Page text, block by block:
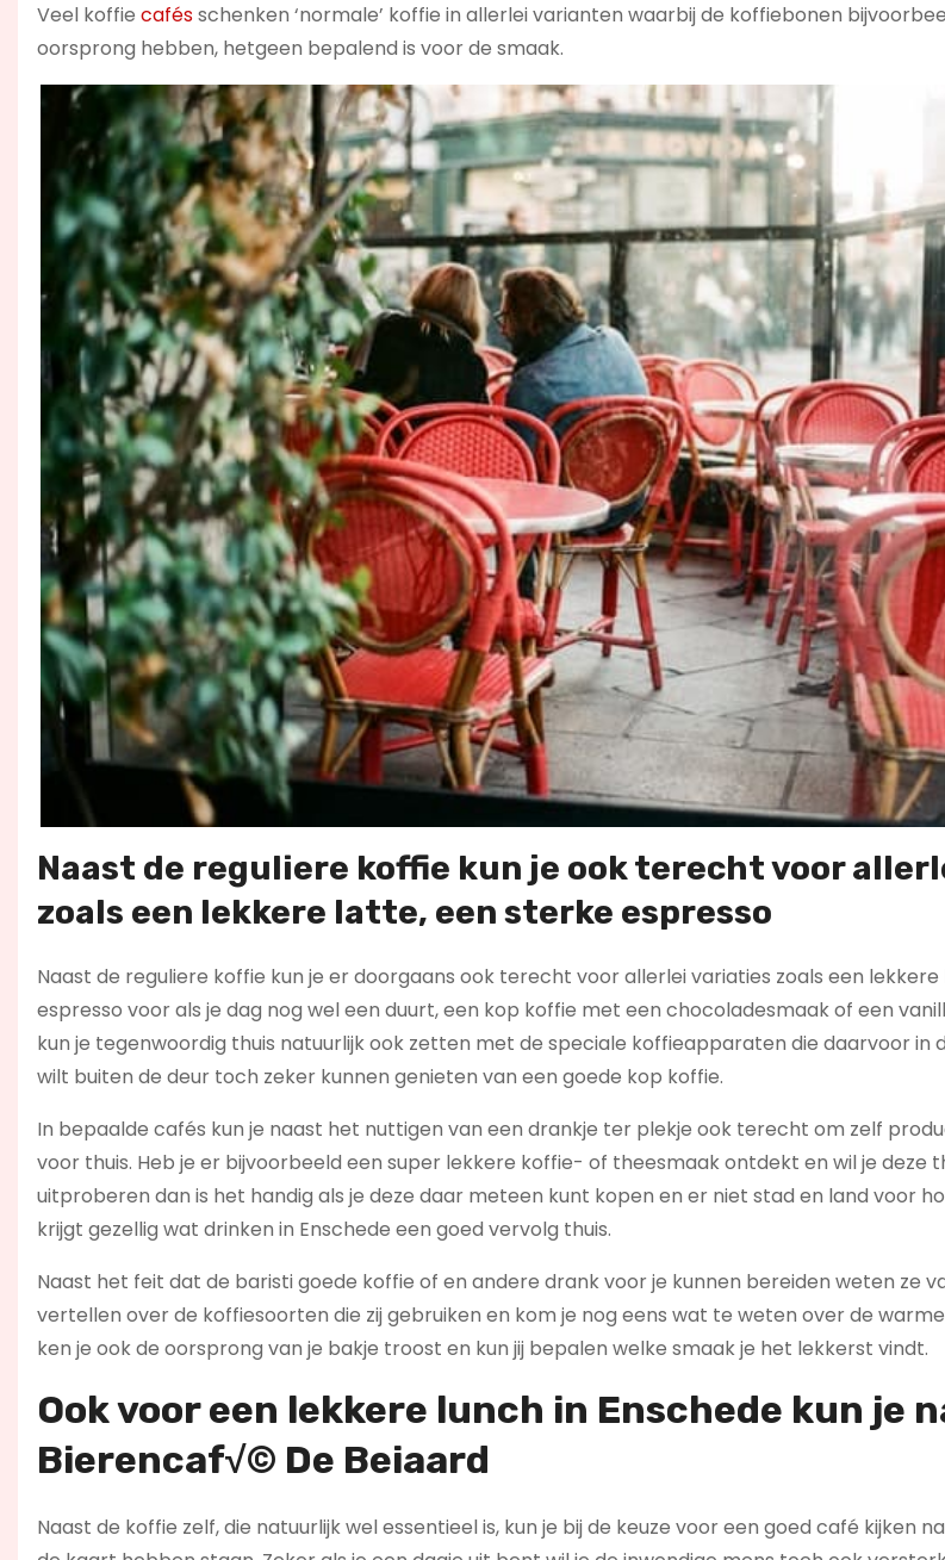
Veel koffie cafésschenken ‘normale’ koffie in allerlei varianten waarbij de koffiebonen
oorsprong hebben, hetgeen bepalend is voor de smaak.
Naast de reguliere koffie kun je ook terecht voor
zoals een lekkere latte, een sterke espresso
Naast de reguliere koffie kun je er doorgaans ook terecht voor allerlei variaties zoals een
espresso voor als je dag nog wel een duurt, een kop koffie met een chocoladesmaak of een
kun je tegenwoordig thuis natuurlijk ook zetten met de speciale koffieapparaten die daarvoor in
wilt buiten de deur toch zeker kunnen genieten van een goede kop koffie.
In bepaalde cafés kun je naast het nuttigen van een drankje ter plekje ook terecht om zelf
voor thuis. Heb je er bijvoorbeeld een super lekkere koffie- of theesmaak ontdekt en wil je deze
uitproberen dan is het handig als je deze daar meteen kunt kopen en er niet stad en land voor
krijgt gezellig wat drinken in Enschede een goed vervolg thuis.
Naast het feit dat de baristi goede koffie of en andere drank voor je kunnen bereiden weten ze
vertellen over de koffiesoorten die zij gebruiken en kom je nog eens wat te weten over de
ken je ook de oorsprong van je bakje troost en kun jij bepalen welke smaak je het lekkerst vindt.
Ook voor een lekkere lunch in Enschede kun je
Bierencaf√© De Beiaard
Naast de koffie zelf, die natuurlijk wel essentieel is, kun je bij de keuze voor een goed café kijken